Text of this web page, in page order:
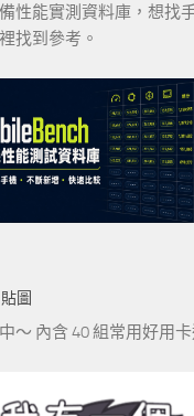
性能實測資料庫，想找
找到參考。
圖
～ 內含 40 組常用好用